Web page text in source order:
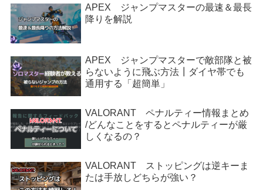
APEX ジャンプマスターの最速＆最長
降りを解説
APEX ジャンプマスターで敵部隊と被
らないように飛ぶ方法┃ダイヤ帯でも
通用する「超簡単」
VALORANT ペナルティー情報まとめ
/どんなことをするとペナルティーが厳
しくなるの？
VALORANT ストッピングは逆キーま
たは手放しどちらが強い？